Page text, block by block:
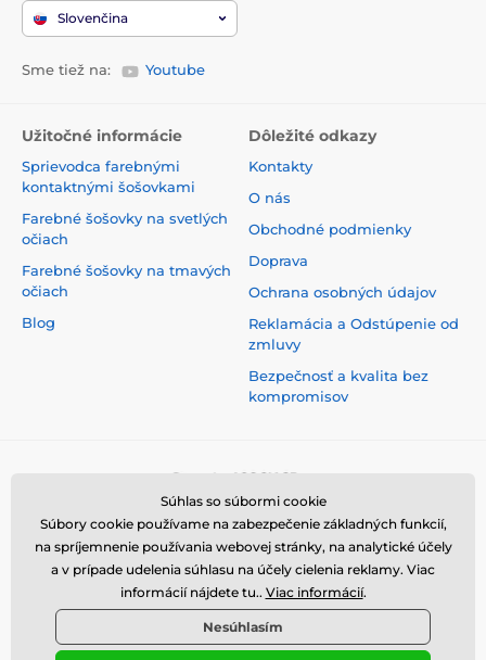
Slovenčina
Sme tiež na: Youtube
Užitočné informácie
Sprievodca farebnými
kontaktnými šošovkami
Farebné šošovky na svetlých
očiach
Farebné šošovky na tmavých
očiach
Blog
Dôležité odkazy
Kontakty
O nás
Obchodné podmienky
Doprava
Ochrana osobných údajov
Reklamácia a Odstúpenie od
zmluvy
Bezpečnosť a kvalita bez
kompromisov
Súhlas so súbormi cookie
Súbory cookie používame na zabezpečenie základných funkcií,
na spríjemnenie používania webovej stránky, na analytické účely
a v prípade udelenia súhlasu na účely cielenia reklamy. Viac
informácií nájdete tu.. Viac informácií.
Nesúhlasím